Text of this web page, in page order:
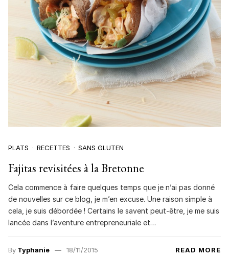
PLATS RECETTES SANS GLUTEN
Fajitas revisitées à la Bretonne
Cela commence à faire quelques temps que je n’ai pas donné
de nouvelles sur ce blog, je m’en excuse. Une raison simple à
cela, je suis débordée ! Certains le savent peut-être, je me suis
lancée dans l’aventure entrepreneuriale et…
By Typhanie 18/11/2015 READ MORE